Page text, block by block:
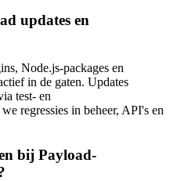
updates en
Node.js-packages en
in de gaten. Updates
test- en
regressies in beheer, API's en
bij Payload-